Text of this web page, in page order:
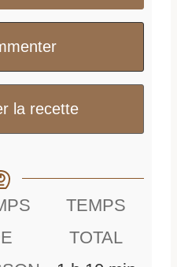
la recette
TEMPS
TOTAL